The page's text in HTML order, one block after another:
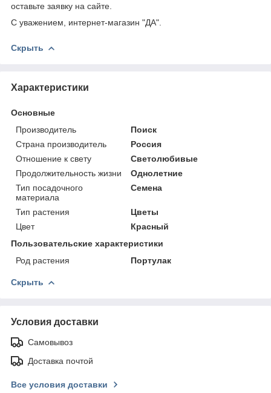
оставьте заявку на сайте.
С уважением, интернет-магазин "ДА".
Скрыть
Характеристики
Основные
Производитель
Поиск
Страна производитель
Россия
Отношение к свету
Светолюбивые
Продолжительность жизни
Однолетние
Тип посадочного
материала
Семена
Тип растения
Цветы
Цвет
Красный
Пользовательские характеристики
Род растения
Портулак
Скрыть
Условия доставки
Самовывоз
Доставка почтой
Все условия доставки